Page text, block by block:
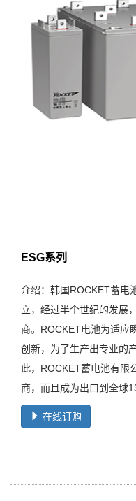
ESG系列
介绍：韩国ROCKET蓄电
立，经过半个世纪的发展
商。ROCKET电池为适应
创新，为了生产出专业的
此，ROCKET蓄电池有限
商，而且成为出口到全球
在线订购